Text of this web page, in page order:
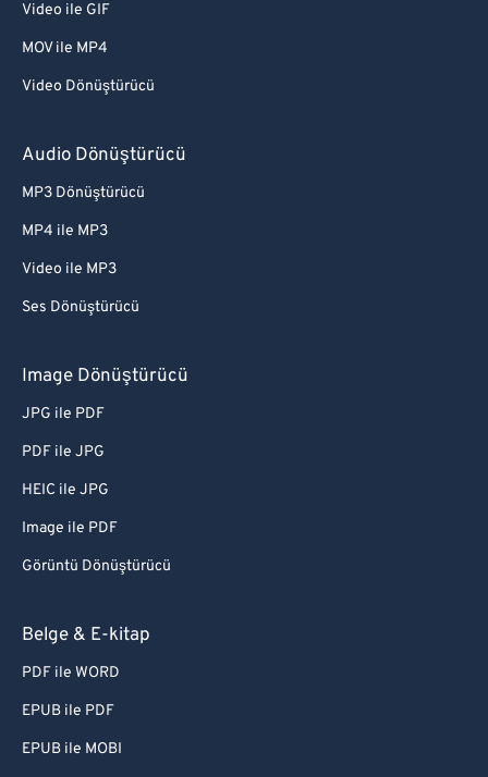
Video ile GIF
MOV ile MP4
Video Dönüştürücü
Audio Dönüştürücü
MP3 Dönüştürücü
MP4 ile MP3
Video ile MP3
Ses Dönüştürücü
Image Dönüştürücü
JPG ile PDF
PDF ile JPG
HEIC ile JPG
Image ile PDF
Görüntü Dönüştürücü
Belge & E-kitap
PDF ile WORD
EPUB ile PDF
EPUB ile MOBI